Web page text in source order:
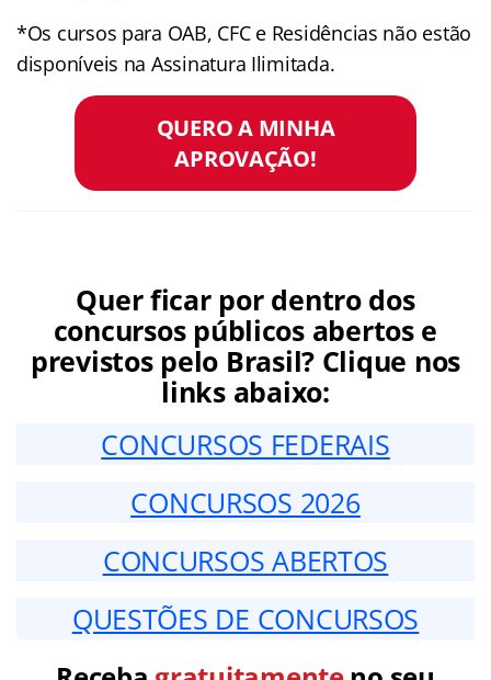
*Os cursos para OAB, CFC e Residências não estão
disponíveis na Assinatura Ilimitada.
QUERO A MINHA
APROVAÇÃO!
Quer ficar por dentro dos
concursos públicos abertos e
previstos pelo Brasil? Clique nos
links abaixo:
CONCURSOS FEDERAIS
CONCURSOS 2026
CONCURSOS ABERTOS
QUESTÕES DE CONCURSOS